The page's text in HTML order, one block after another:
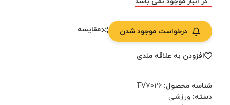
درخواست موجود شدن مقایسه
افزودن به علاقه مندی
شناسه محصول: TV7026
دسته: ورزشی